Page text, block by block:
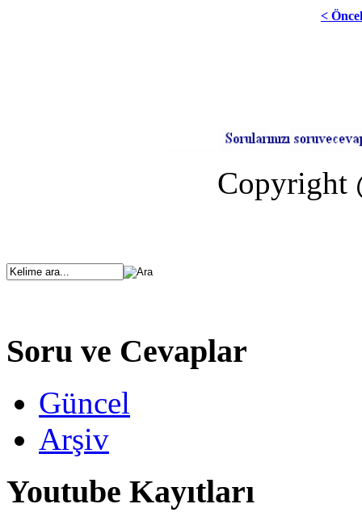
<
Copyright
Soru ve Cevaplar
Güncel
Arşiv
Youtube Kayıtları